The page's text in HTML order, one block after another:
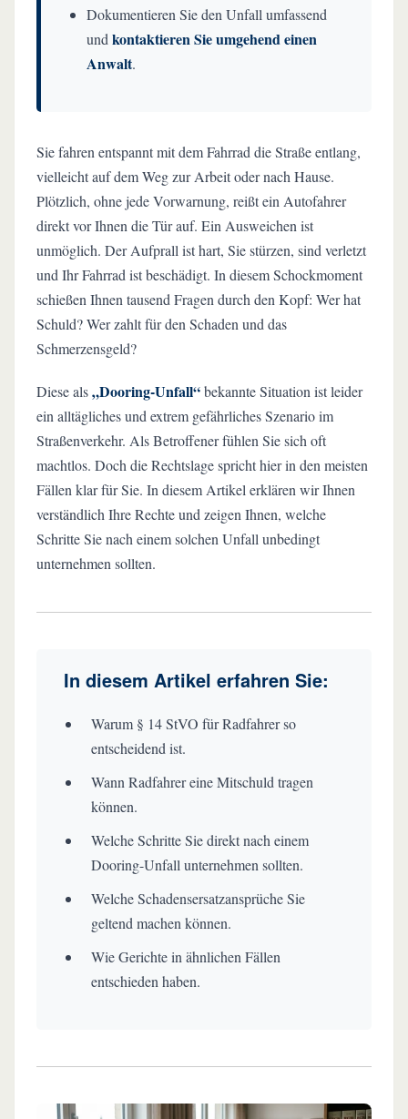
Häufig gestellte Fragen (FAQ) zum Dooring-Unfall
Dokumentieren Sie den Unfall umfassend
und kontaktieren Sie umgehend einen
Anwalt.
Sie fahren entspannt mit dem Fahrrad die Straße entlang,
vielleicht auf dem Weg zur Arbeit oder nach Hause.
Plötzlich, ohne jede Vorwarnung, reißt ein Autofahrer
direkt vor Ihnen die Tür auf. Ein Ausweichen ist
unmöglich. Der Aufprall ist hart, Sie stürzen, sind verletzt
und Ihr Fahrrad ist beschädigt. In diesem Schockmoment
schießen Ihnen tausend Fragen durch den Kopf: Wer hat
Schuld? Wer zahlt für den Schaden und das
Schmerzensgeld?
Diese als„Dooring-Unfall“bekannte Situation ist leider
ein alltägliches und extrem gefährliches Szenario im
Straßenverkehr. Als Betroffener fühlen Sie sich oft
machtlos. Doch die Rechtslage spricht hier in den meisten
Fällen klar für Sie. In diesem Artikel erklären wir Ihnen
verständlich Ihre Rechte und zeigen Ihnen, welche
Schritte Sie nach einem solchen Unfall unbedingt
unternehmen sollten.
In diesem Artikel erfahren Sie:
Warum § 14 StVO für Radfahrer so
entscheidend ist.
Wann Radfahrer eine Mitschuld tragen
können.
Welche Schritte Sie direkt nach einem
Dooring-Unfall unternehmen sollten.
Welche Schadensersatzansprüche Sie
geltend machen können.
Wie Gerichte in ähnlichen Fällen
entschieden haben.